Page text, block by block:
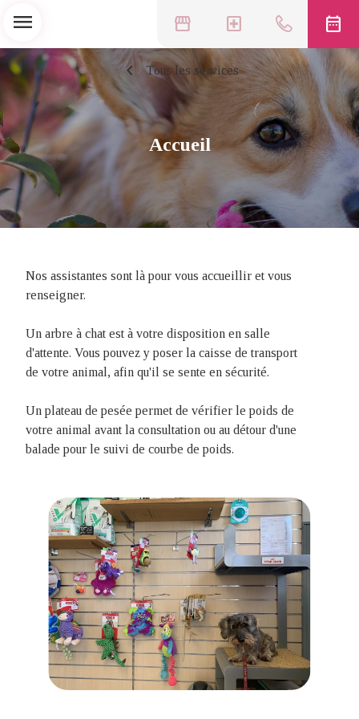
storefront local_hospital date_range
menu
chevron_left Tous les services
Accueil
Nos assistantes sont là pour vous accueillir et vous
renseigner.
Un arbre à chat est à votre disposition en salle
d'attente. Vous pouvez y poser la caisse de transport
de votre animal, afin qu'il se sente en sécurité.
Un plateau de pesée permet de vérifier le poids de
votre animal avant la consultation ou au détour d'une
balade pour le suivi de courbe de poids.